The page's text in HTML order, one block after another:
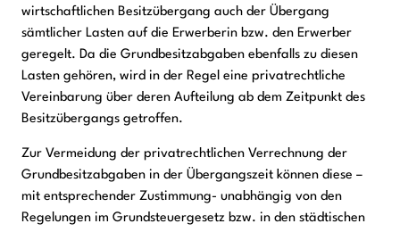
wirtschaftlichen Besitzübergang auch der Übergang
sämtlicher Lasten auf die Erwerberin bzw. den Erwerber
geregelt. Da die Grundbesitzabgaben ebenfalls zu diesen
Lasten gehören, wird in der Regel eine privatrechtliche
Vereinbarung über deren Aufteilung ab dem Zeitpunkt des
Besitzübergangs getroffen.
Zur Vermeidung der privatrechtlichen Verrechnung der
Grundbesitzabgaben in der Übergangszeit können diese –
mit entsprechender Zustimmung- unabhängig von den
Regelungen im Grundsteuergesetz bzw. in den städtischen